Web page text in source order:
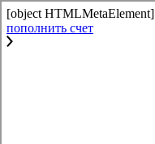
[object HTMLMetaElement]
пополнить счет